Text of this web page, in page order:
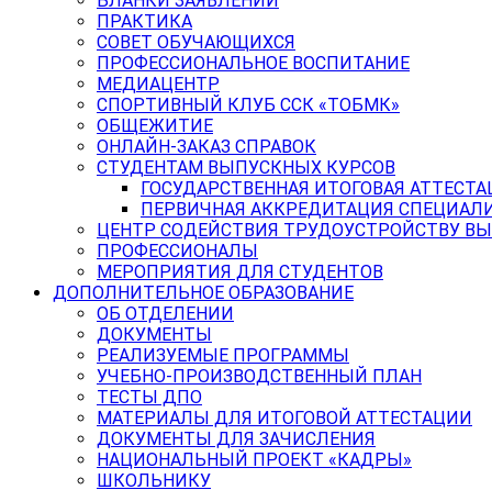
ПРАКТИКА
СОВЕТ ОБУЧАЮЩИХСЯ
ПРОФЕССИОНАЛЬНОЕ ВОСПИТАНИЕ
МЕДИАЦЕНТР
СПОРТИВНЫЙ КЛУБ ССК «ТОБМК»
ОБЩЕЖИТИЕ
ОНЛАЙН-ЗАКАЗ СПРАВОК
СТУДЕНТАМ ВЫПУСКНЫХ КУРСОВ
ГОСУДАРСТВЕННАЯ ИТОГОВАЯ
ПЕРВИЧНАЯ АККРЕДИТАЦИЯ
ЦЕНТР СОДЕЙСТВИЯ ТРУДОУСТРОЙСТВУ
ПРОФЕССИОНАЛЫ
МЕРОПРИЯТИЯ ДЛЯ СТУДЕНТОВ
ДОПОЛНИТЕЛЬНОЕ ОБРАЗОВАНИЕ
ОБ ОТДЕЛЕНИИ
ДОКУМЕНТЫ
РЕАЛИЗУЕМЫЕ ПРОГРАММЫ
УЧЕБНО-ПРОИЗВОДСТВЕННЫЙ ПЛАН
ТЕСТЫ ДПО
МАТЕРИАЛЫ ДЛЯ ИТОГОВОЙ АТТЕСТАЦИИ
ДОКУМЕНТЫ ДЛЯ ЗАЧИСЛЕНИЯ
НАЦИОНАЛЬНЫЙ ПРОЕКТ «КАДРЫ»
ШКОЛЬНИКУ